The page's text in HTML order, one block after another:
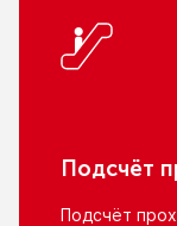
Подсчёт
Подсчёт